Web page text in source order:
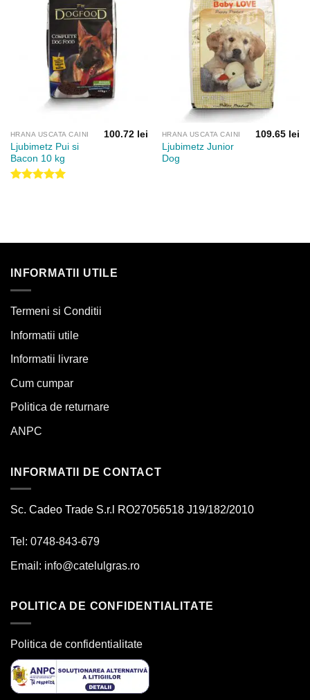
HRANA USCATA CAINI
Ljubimetz Pui si
Bacon 10 kg
100.72 lei HRANA USCATA CAINI
Ljubimetz Junior
Dog
109.65 lei
INFORMATII UTILE
Termeni si Conditii
Informatii utile
Informatii livrare
Cum cumpar
Politica de returnare
ANPC
INFORMATII DE CONTACT
Sc. Cadeo Trade S.r.l RO27056518 J19/182/2010
Tel: 0748-843-679
Email: info@catelulgras.ro
POLITICA DE CONFIDENTIALITATE
Politica de confidentialitate